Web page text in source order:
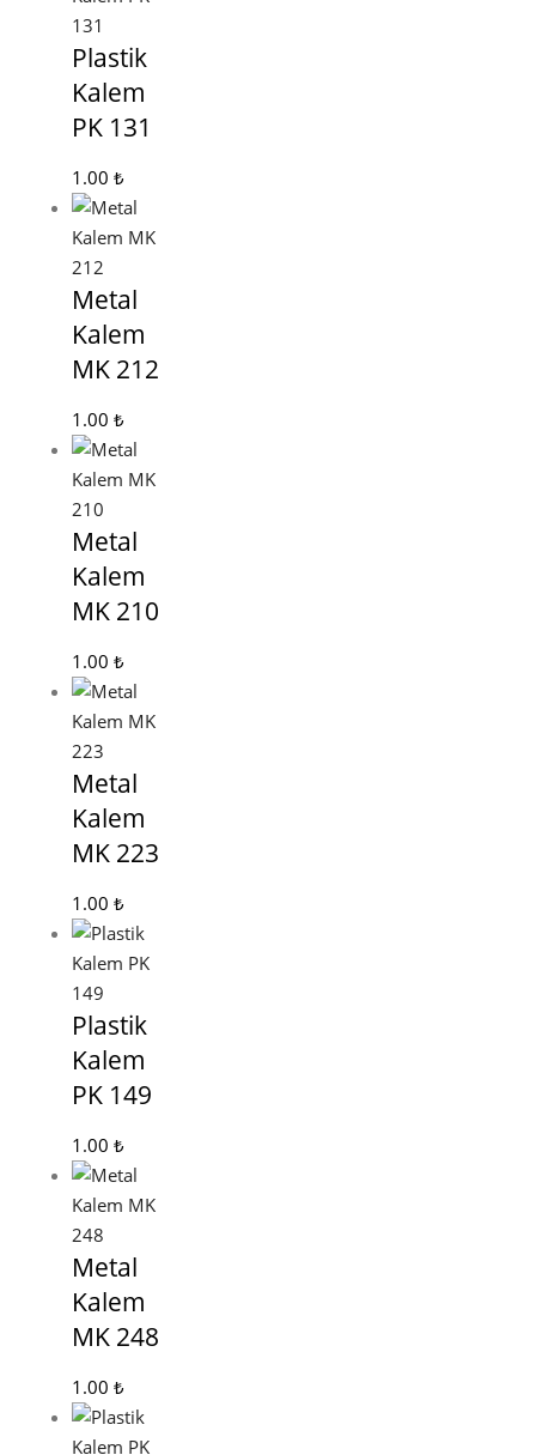
Plastik
Kalem
PK 131
1.00 ₺
Metal
Kalem
MK 212
1.00 ₺
Metal
Kalem
MK 210
1.00 ₺
Metal
Kalem
MK 223
1.00 ₺
Plastik
Kalem
PK 149
1.00 ₺
Metal
Kalem
MK 248
1.00 ₺